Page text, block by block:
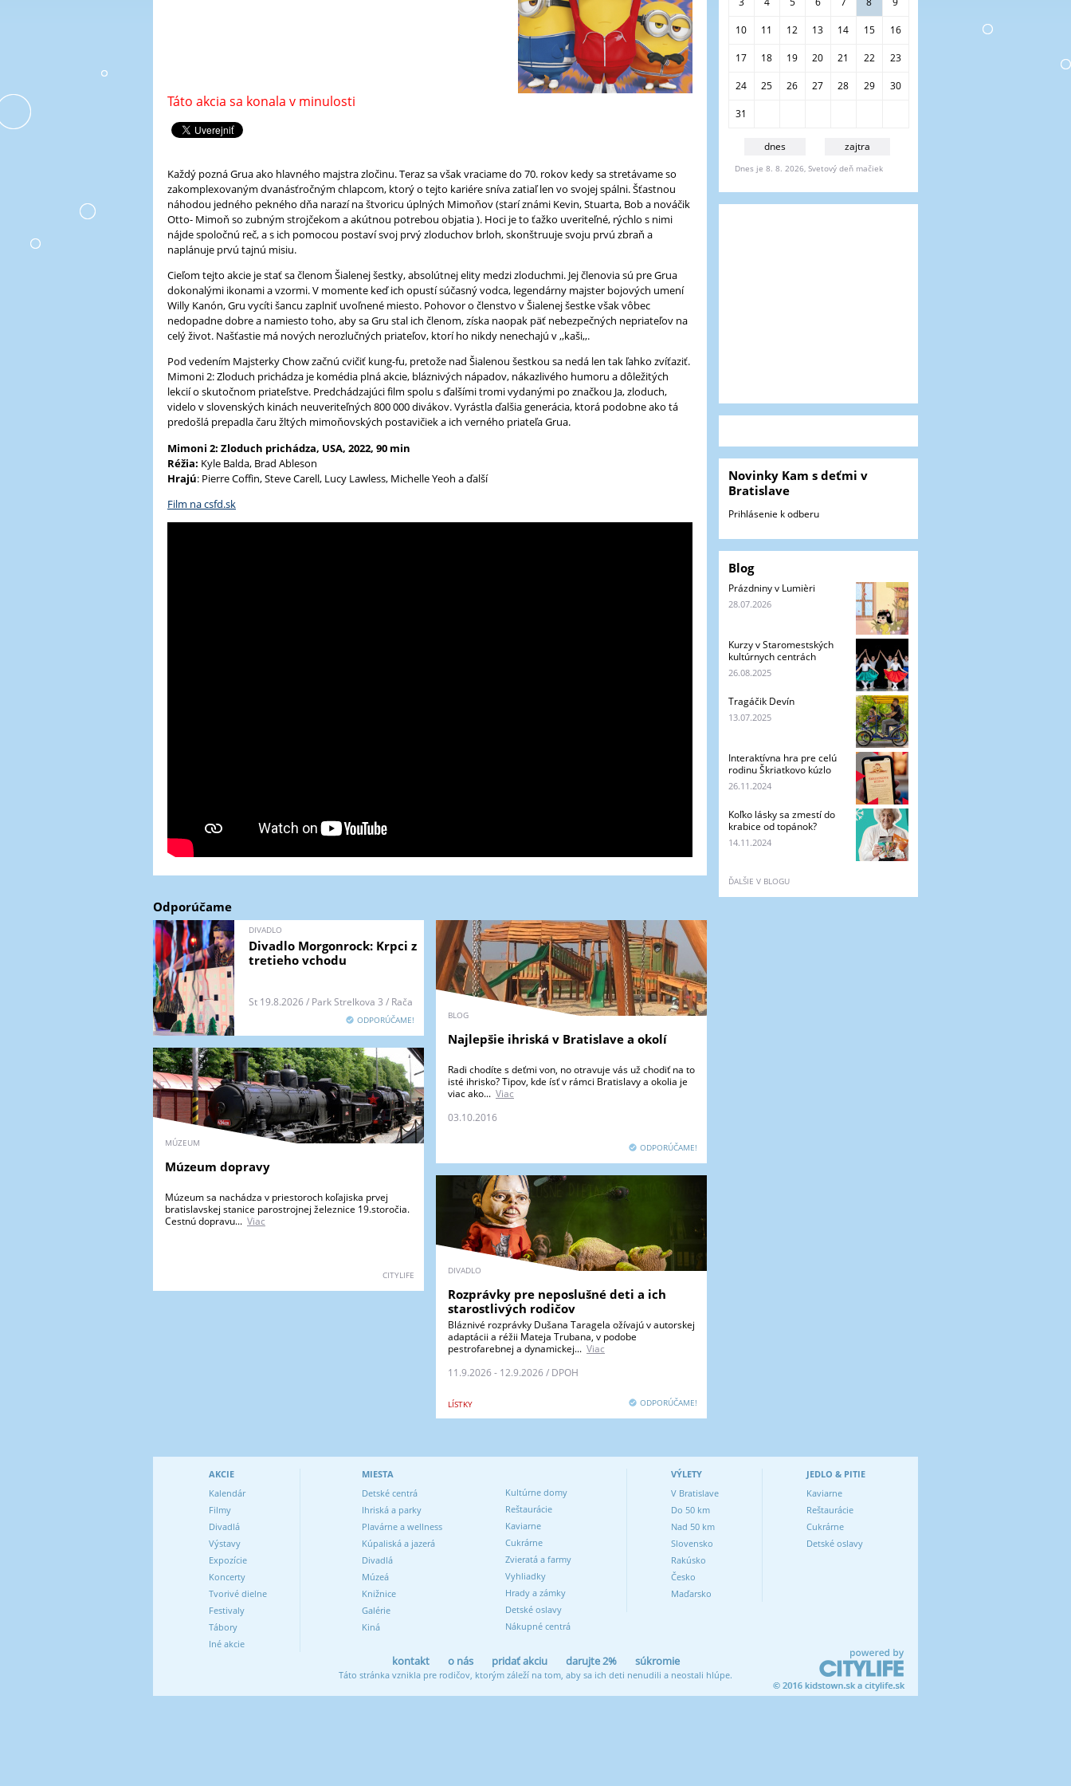
Táto akcia sa konala v minulosti
Každý pozná Grua ako hlavného majstra zločinu. Teraz sa však vraciame do 70. rokov kedy sa stretávame so
zakomplexovaným dvanásťročným chlapcom, ktorý o tejto kariére sníva zatiaľ len vo svojej spálni. Šťastnou
náhodou jedného pekného dňa narazí na štvoricu úplných Mimoňov (starí známi Kevin, Stuarta, Bob a nováčik
Otto- Mimoň so zubným strojčekom a akútnou potrebou objatia ). Hoci je to ťažko uveriteľné, rýchlo s nimi
nájde spoločnú reč, a s ich pomocou postaví svoj prvý zloduchov brloh, skonštruuje svoju prvú zbraň a
naplánuje prvú tajnú misiu.
Cieľom tejto akcie je stať sa členom Šialenej šestky, absolútnej elity medzi zloduchmi. Jej členovia sú pre Grua
dokonalými ikonami a vzormi. V momente keď ich opustí súčasný vodca, legendárny majster bojových umení
Willy Kanón, Gru vycíti šancu zaplniť uvoľnené miesto. Pohovor o členstvo v Šialenej šestke však vôbec
nedopadne dobre a namiesto toho, aby sa Gru stal ich členom, získa naopak päť nebezpečných nepriateľov na
celý život. Našťastie má nových nerozlučných priateľov, ktorí ho nikdy nenechajú v ,,kaši,,.
Pod vedením Majsterky Chow začnú cvičiť kung-fu, pretože nad Šialenou šestkou sa nedá len tak ľahko zvíťaziť.
Mimoni 2: Zloduch prichádza je komédia plná akcie, bláznivých nápadov, nákazlivého humoru a dôležitých
lekcií o skutočnom priateľstve. Predchádzajúci film spolu s ďalšími tromi vydanými po značkou Ja, zloduch,
videlo v slovenských kinách neuveriteľných 800 000 divákov. Vyrástla ďalšia generácia, ktorá podobne ako tá
predošlá prepadla čaru žltých mimoňovských postavičiek a ich verného priateľa Grua.
Mimoni 2: Zloduch prichádza, USA, 2022, 90 min
Réžia: Kyle Balda, Brad Ableson
Hrajú: Pierre Coffin, Steve Carell, Lucy Lawless, Michelle Yeoh a ďalší
Film na csfd.sk
Odporúčame
DIVADLO
Divadlo Morgonrock: Krpci z
tretieho vchodu
St 19.8.2026 / Park Strelkova 3 / Rača
ODPORÚČAME! BLOG
Najlepšie ihriská v Bratislave a okolí
Radi chodíte s deťmi von, no otravuje vás už chodiť na to
isté ihrisko? Tipov, kde ísť v rámci Bratislavy a okolia je
viac ako... Viac
03.10.2016
ODPORÚČAME!
MÚZEUM
Múzeum dopravy
Múzeum sa nachádza v priestoroch koľajiska prvej
bratislavskej stanice parostrojnej železnice 19.storočia.
Cestnú dopravu... Viac
CITYLIFE DIVADLO
Rozprávky pre neposlušné deti a ich
starostlivých rodičov
LÍSTKY
Bláznivé rozprávky Dušana Taragela ožívajú v autorskej
adaptácii a réžii Mateja Trubana, v podobe
pestrofarebnej a dynamickej... Viac
11.9.2026 - 12.9.2026 / DPOH
ODPORÚČAME!
10 11 12 13 14 15 16
17 18 19 20 21 22 23
24 25 26 27 28 29 30
31
dnes zajtra
Dnes je 8. 8. 2026, Svetový deň mačiek
Novinky Kam s deťmi v
Bratislave
Prihlásenie k odberu
Blog
Prázdniny v Lumièri
28.07.2026
Kurzy v Staromestských
kultúrnych centrách
26.08.2025
Tragáčik Devín
13.07.2025
Interaktívna hra pre celú
rodinu Škriatkovo kúzlo
26.11.2024
Koľko lásky sa zmestí do
krabice od topánok?
14.11.2024
ĎALŠIE V BLOGU
AKCIE
Kalendár
Filmy
Divadlá
Výstavy
Expozície
Koncerty
Tvorivé dielne
Festivaly
Tábory
Iné akcie
MIESTA
Detské centrá
Ihriská a parky
Plavárne a wellness
Kúpaliská a jazerá
Divadlá
Múzeá
Knižnice
Galérie
Kiná
Kultúrne domy
Reštaurácie
Kaviarne
Cukrárne
Zvieratá a farmy
Vyhliadky
Hrady a zámky
Detské oslavy
Nákupné centrá
VÝLETY
V Bratislave
Do 50 km
Nad 50 km
Slovensko
Rakúsko
Česko
Maďarsko
JEDLO & PITIE
Kaviarne
Reštaurácie
Cukrárne
Detské oslavy
kontakt o nás pridať akciu darujte 2% súkromie
Táto stránka vznikla pre rodičov, ktorým záleží na tom, aby sa ich deti nenudili a neostali hlúpe.